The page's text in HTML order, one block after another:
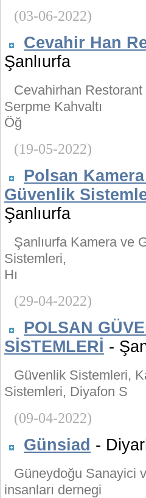
(03-06-2022)
Cevahir Han
Şanlıurfa
Cevahirhan Restorant
Serpme Kahvaltı
Öğ
(19-05-2022)
Polsan
Güvenlik
Şanlıurfa
Şanlıurfa Kamera ve
Sistemleri,
Hı
(29-04-2022)
POLSAN
SİSTEMLERİ -
Güvenlik Sistemleri,
Sistemleri, Diyafon S
(09-04-2022)
Günsiad -
Güneydoğu Sanayici
insanları dernegi